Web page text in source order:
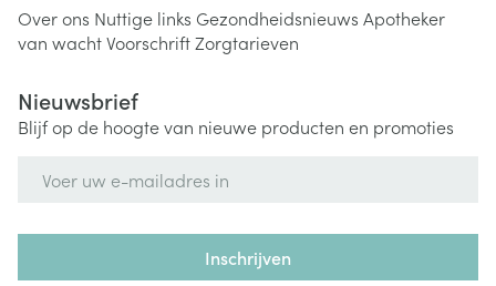
Over ons Nuttige links Gezondheidsnieuws Apotheker
van wachtVoorschriftZorgtarieven
Nieuwsbrief
Blijf op de hoogte van nieuwe producten en promoties
Inschrijven